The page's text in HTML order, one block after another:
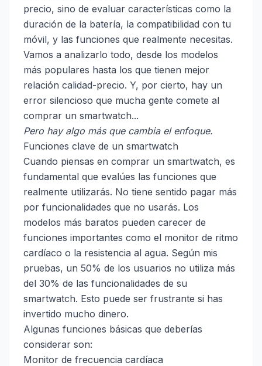
precio, sino de evaluar características como la
duración de la batería, la compatibilidad con tu
móvil, y las funciones que realmente necesitas.
Vamos a analizarlo todo, desde los modelos
más populares hasta los que tienen mejor
relación calidad-precio. Y, por cierto, hay un
error silencioso que mucha gente comete al
comprar un smartwatch...
Pero hay algo más que cambia el enfoque.
Funciones clave de un smartwatch
Cuando piensas en comprar un smartwatch, es
fundamental que evalúes las funciones que
realmente utilizarás. No tiene sentido pagar más
por funcionalidades que no usarás. Los
modelos más baratos pueden carecer de
funciones importantes como el monitor de ritmo
cardíaco o la resistencia al agua. Según mis
pruebas, un 50% de los usuarios no utiliza más
del 30% de las funcionalidades de su
smartwatch. Esto puede ser frustrante si has
invertido mucho dinero.
Algunas funciones básicas que deberías
considerar son:
Monitor de frecuencia cardíaca